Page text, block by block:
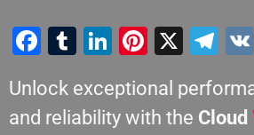
Facebook
Tumblr
LinkedIn
Pinterest
X
Unlock exceptional
and reliability with the Cloud